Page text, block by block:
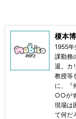
榎本
1955年
課勤務
退。カ
教授等
に、『
○○が
現場は
て何だ